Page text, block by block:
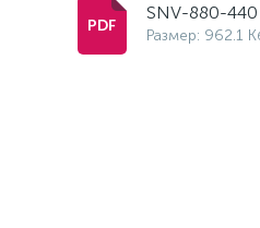
SNV-880-440
Размер: 962.1